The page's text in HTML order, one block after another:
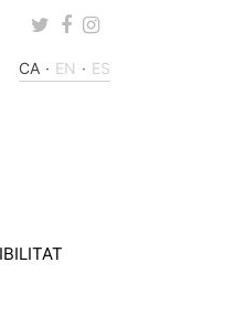
Twitter
Facebook
Instagram
CA EN ES